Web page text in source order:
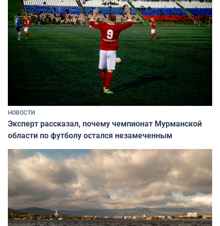
НОВОСТИ
Эксперт рассказал, почему чемпионат Мурманской
области по футболу остался незамеченным